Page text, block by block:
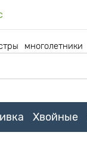
многолетники
Хвойные